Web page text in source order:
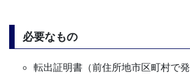
必要なもの
転出証明書（前住所地市区町村で発